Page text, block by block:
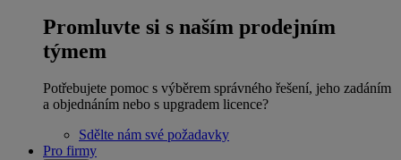
Promluvte si s naším prodejním
týmem
Potřebujete pomoc s výběrem správného řešení, jeho zadáním
a objednáním nebo s upgradem licence?
Sdělte nám své požadavky
Pro firmy